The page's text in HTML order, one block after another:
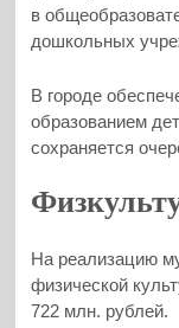
в
дошкольных
В городе
образованием
сохраняется
На реализацию
физической
722 млн. рублей.